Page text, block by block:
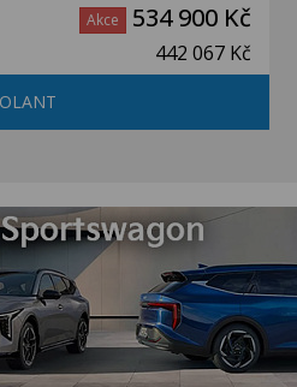
Akce 534 900 Kč
442 067 Kč